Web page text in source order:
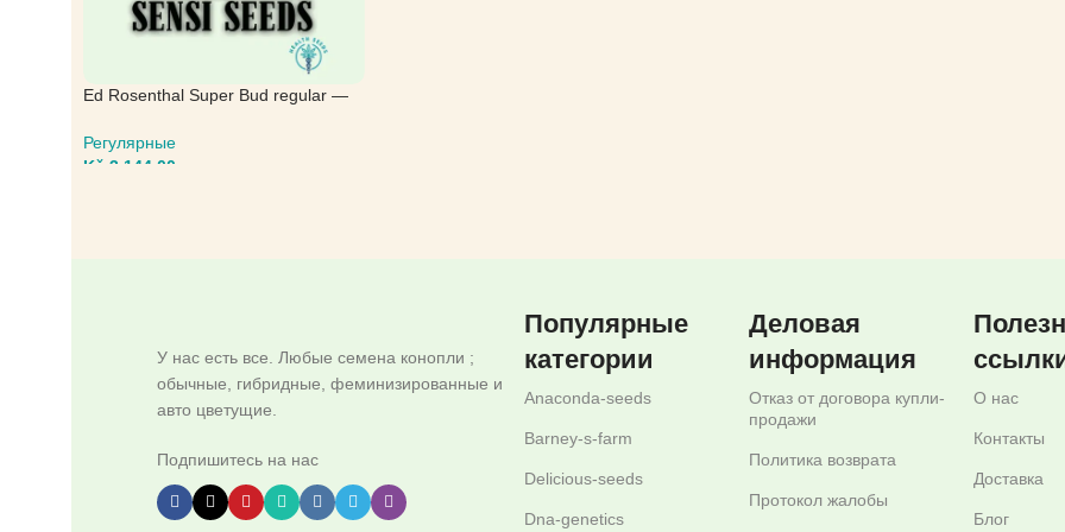
Ed Rosenthal Super Bud regular —
Регулярные
Kč 3.144,00
У нас есть все. Любые семена конопли ;
обычные, гибридные, феминизированные и
авто цветущие.
Подпишитесь на нас
Популярные
категории
Anaconda-seeds
Barney-s-farm
Delicious-seeds
Dna-genetics
Деловая
информация
Отказ от договора купли-
продажи
Политика возврата
Протокол жалобы
О нас
Контакты
Доставка
Блог